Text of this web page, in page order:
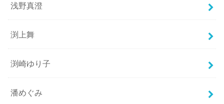
浅野真澄
渕上舞
渕崎ゆり子
潘めぐみ